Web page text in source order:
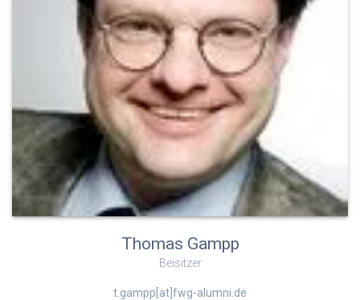
Thomas Gampp
Beisitzer
t.gampp[at]fwg-alumni.de